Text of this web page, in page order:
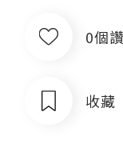
0個
收藏